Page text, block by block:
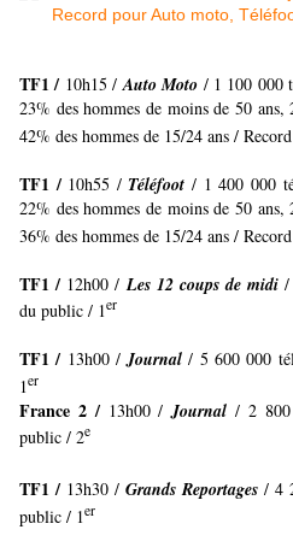
TF1 / 10h15 /Auto Moto / 1 100 000
23% des hommes de moins de 50
42% des hommes de 15/24 ans /
TF1 / 10h55 /Téléfoot/ 1 400 000
22% des hommes de moins de 50
36% des hommes de 15/24 ans /
TF1 / 12h00 / Les 12 coups de midi /
du public / 1er
TF1 / 13h00 /Journal / 5 600 000
1er
France 2 / 13h00 /Journal/ 2 800
public / 2e
TF1 / 13h30 / Grands Reportages / 4
public / 1er